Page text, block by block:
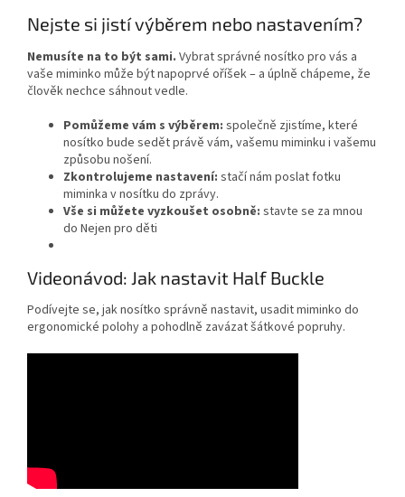
Nejste si jistí výběrem nebo nastavením?
Nemusíte na to být sami. Vybrat správné nosítko pro vás a
vaše miminko může být napoprvé oříšek – a úplně chápeme, že
člověk nechce sáhnout vedle.
Pomůžeme vám s výběrem: společně zjistíme, které
nosítko bude sedět právě vám, vašemu miminku i vašemu
způsobu nošení.
Zkontrolujeme nastavení: stačí nám poslat fotku
miminka v nosítku do zprávy.
Vše si můžete vyzkoušet osobně: stavte se za mnou
do Nejen pro děti
Videonávod: Jak nastavit Half Buckle
Podívejte se, jak nosítko správně nastavit, usadit miminko do
ergonomické polohy a pohodlně zavázat šátkové popruhy.